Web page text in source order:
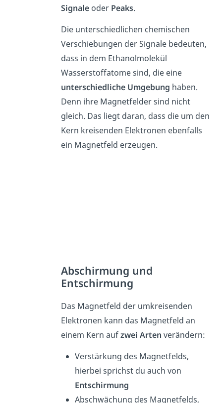
Signaleoder Peaks.
Die unterschiedlichen chemischen
Verschiebungen der Signale bedeuten,
dass in dem Ethanolmolekül
Wasserstoffatome sind, die eine
unterschiedliche Umgebung haben.
Denn ihre Magnetfelder sind nicht
gleich. Das liegt daran, dass die um den
Kern kreisenden Elektronen ebenfalls
ein Magnetfeld erzeugen.
Abschirmung und
Entschirmung
Das Magnetfeld der umkreisenden
Elektronen kann das Magnetfeld an
einem Kern aufzwei Arten verändern:
Verstärkung des Magnetfelds,
hierbei sprichst du auch von
Entschirmung
Abschwächung des Magnetfelds,